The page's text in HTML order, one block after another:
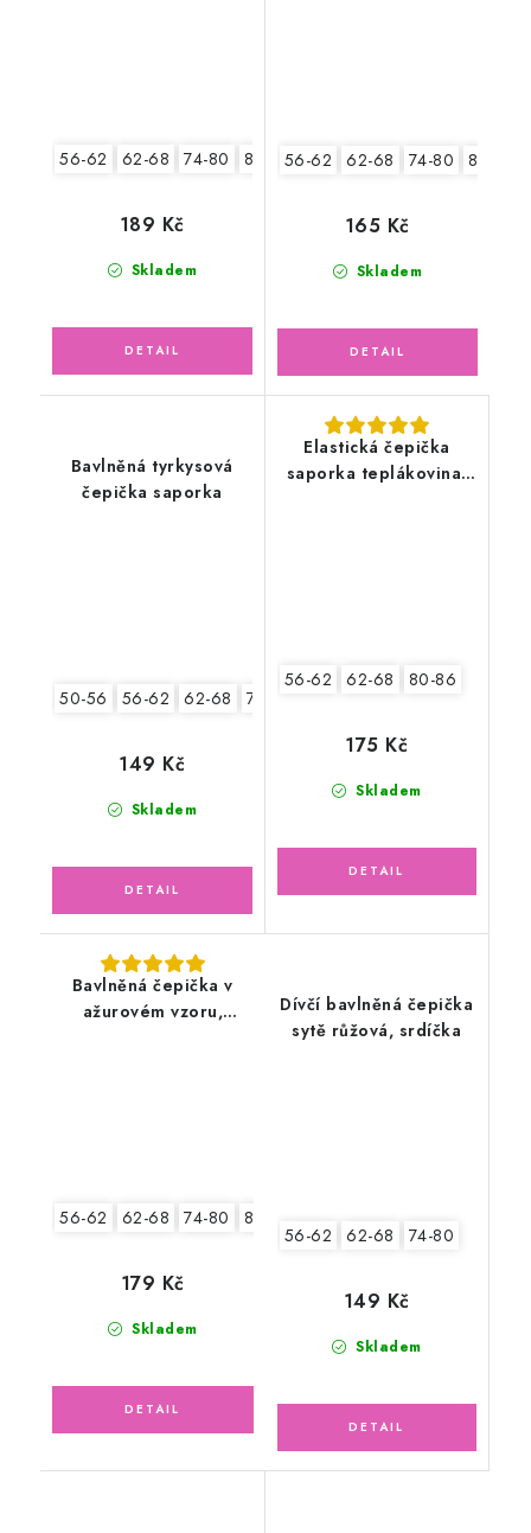
56-62 62-68 74-80 80-86
Skladem
189 Kč
56-62 62-68 74-80 80-86
Skladem
165 Kč
Bavlněná tyrkysová
čepička saporka
50-56 56-62 62-68 74-80
Skladem
149 Kč
Elastická čepička
saporka teplákovina,
56-62 62-68 80-86
Skladem
175 Kč
Bavlněná čepička v
ažurovém vzoru,
56-62 62-68 74-80 80-86
Skladem
179 Kč
Dívčí bavlněná čepička
sytě růžová, srdíčka
56-62 62-68 74-80
Skladem
149 Kč